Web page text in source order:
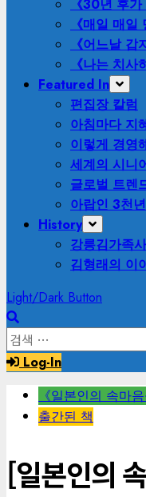
《30년 후
《매일 매일
《어느날 갑
《나는 치사
Featured In
편집장 칼럼
아침마다 지
이렇게 경영
세계의 시니
글로벌 트렌
아랍인 3천
History
강릉김가족사
김형래의 이
Light/Dark Button
검
색:Log-In
《일본인의 속마
출간된 책
[일본인의